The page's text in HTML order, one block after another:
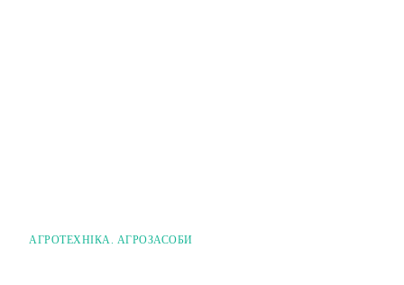
АГРОТЕХНІКА. АГРОЗАСОБИ